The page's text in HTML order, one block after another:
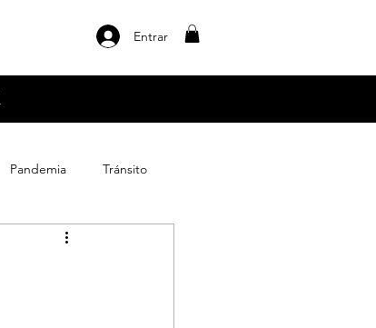
Entrar
Pandemia Tránsito
Emprendimiento